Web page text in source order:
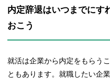
内定辞退はいつまでにす
おこう
就活は企業から内定をもらう
ともあります。就職したい企